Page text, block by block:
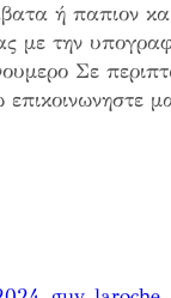
ή παπιον
με την
Σε